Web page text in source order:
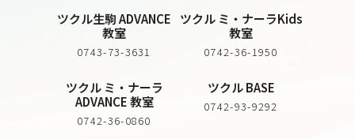
ツクル ミ・ナーラKids
教室
0742-36-1950
ツクル生駒 ADVANCE
教室
0743-73-3631
ツクル ミ・ナーラ
ADVANCE 教室
0742-36-0860
ツクル BASE
0742-93-9292